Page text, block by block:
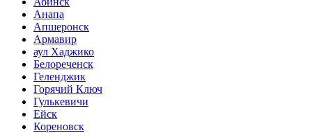
Анапа
Апшеронск
Армавир
аул Хаджико
Белореченск
Геленджик
Горячий Ключ
Гулькевичи
Ейск
Кореновск